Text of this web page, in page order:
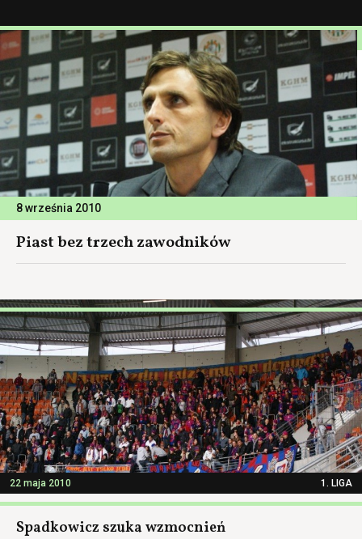
8 września 2010
Piast bez trzech zawodników
22 maja 2010 1. LIGA
Spadkowicz szuka wzmocnień